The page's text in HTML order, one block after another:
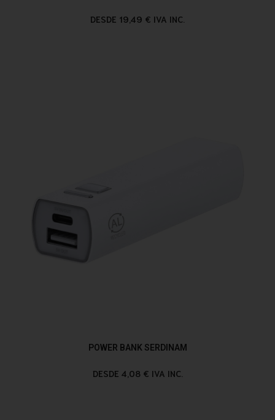
DESDE 19,49 € IVA INC.
POWER BANK SERDINAM
DESDE 4,08 € IVA INC.